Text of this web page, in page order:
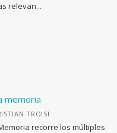
relevan...
memoria
TROISI
recorre los múltiples